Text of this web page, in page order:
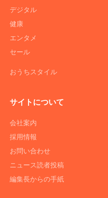
デジタル
健康
エンタメ
セール
おうちスタイル
サイトについて
会社案内
採用情報
お問い合わせ
ニュース読者投稿
編集長からの手紙